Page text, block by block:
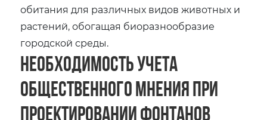
обитания для различных видов животных и
растений‚ обогащая биоразнообразие
городской среды.
Необходимость учета
общественного мнения при
проектировании фонтанов